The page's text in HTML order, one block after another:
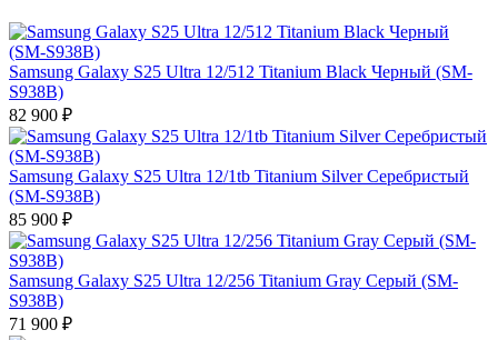
Samsung Galaxy S25 Ultra 12/512 Titanium Black Черный (SM-
S938B)
82 900 ₽
Samsung Galaxy S25 Ultra 12/1tb Titanium Silver Серебристый
(SM-S938B)
85 900 ₽
Samsung Galaxy S25 Ultra 12/256 Titanium Gray Серый (SM-
S938B)
71 900 ₽